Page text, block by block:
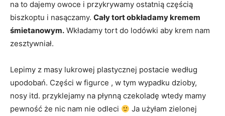
na to dajemy owoce i przykrywamy ostatnią częścią
biszkoptu i nasączamy. Cały tort obkładamy kremem
śmietanowym. Wkładamy tort do lodówki aby krem nam
zesztywniał.
Lepimy z masy lukrowej plastycznej postacie według
upodobań. Części w figurce , w tym wypadku dzioby,
nosy itd. przyklejamy na płynną czekoladę wtedy mamy
pewność że nic nam nie odleci
Ja użyłam zielonej